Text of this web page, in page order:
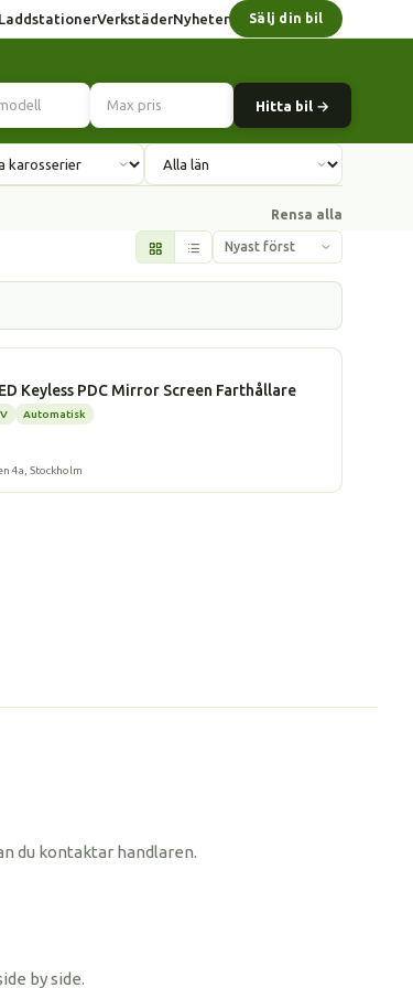
LaddstationerVerkstäderNyheter Sälj din bil
Hitta bil →
Rensa alla
Keyless PDC Mirror Screen Farthållare
Automatisk
4a, Stockholm
du kontaktar handlaren.
by side.